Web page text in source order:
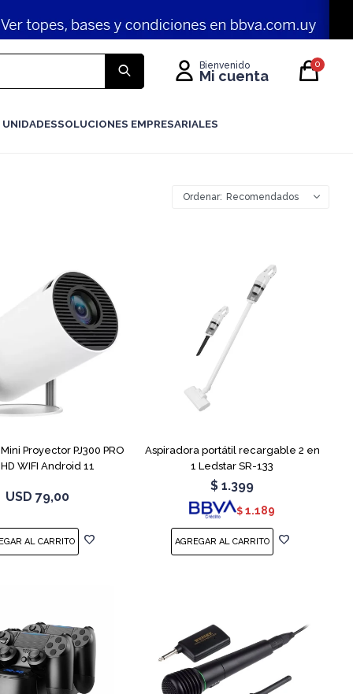
SOLUCIONES EMPRESARIALES
0
Recomendados
Proyector PJ300 PRO
WIFI Android 11
USD 79,00
Aspiradora portátil recargable 2 en
1 Ledstar SR-133
$ 1.399
$ 1.189